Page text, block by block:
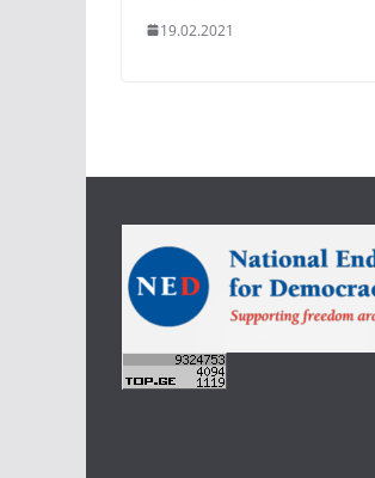
19.02.2021